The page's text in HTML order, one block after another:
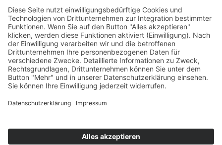
genutzt. Diese Einwilligung kann ich jederzeit durch
eine Nachricht an office@bischoff-scheck.de
widerrufen. Im Falle des Widerrufs werden meine
Daten umgehend gelöscht.*